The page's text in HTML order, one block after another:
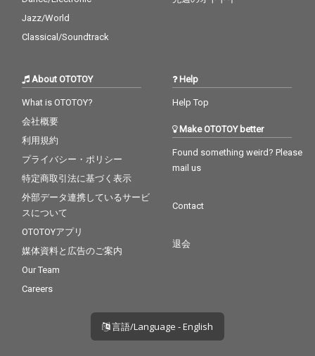
Jazz/World
Classical/Soundtrack
About OTOTOY
What is OTOTOY?
会社概要
利用規約
プライバシー・ポリシー
特定商取引法に基づく表示
外部データ連携しているサービ
スについて
OTOTOYアプリ
媒体資料と広告のご案内
Our Team
Careers
Help
Help Top
Make OTOTOY better
Found something weird? Please
mail us
Contact
退会
言語/Language - English